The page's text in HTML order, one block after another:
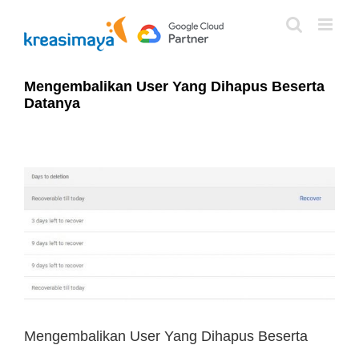
content
Mengembalikan User Yang Dihapus Beserta
Datanya
View
Mengembalikan User Yang Dihapus Beserta